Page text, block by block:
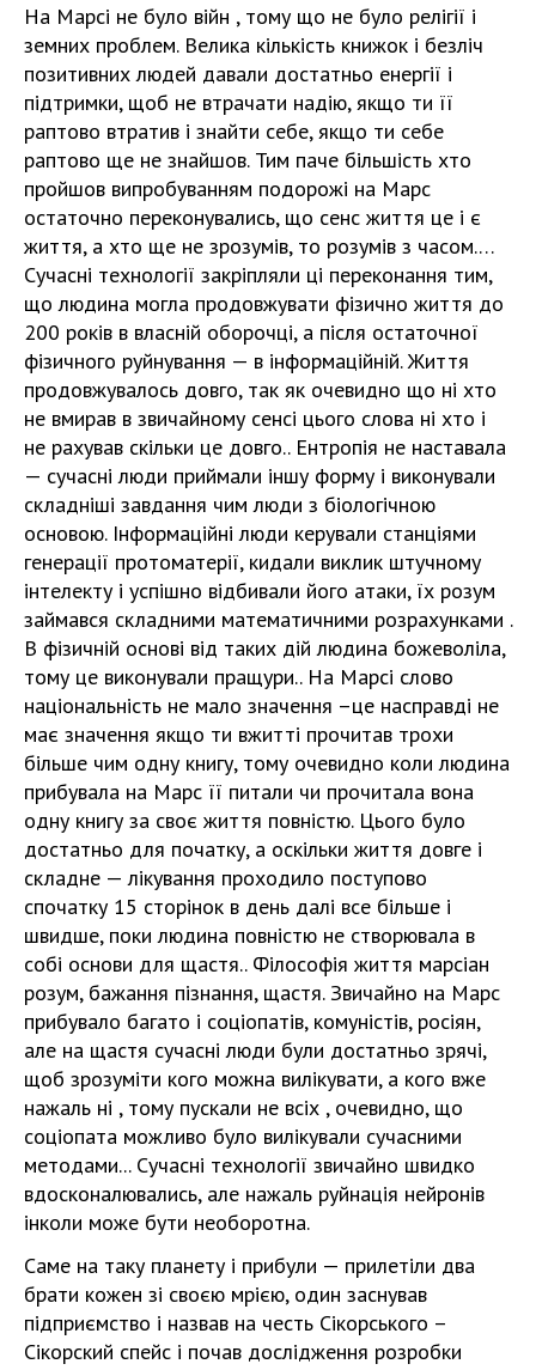
На Марсі не було війн , тому що не було релігії і
земних проблем. Велика кількість книжок і безліч
позитивних людей давали достатньо енергії і
підтримки, щоб не втрачати надію, якщо ти її
раптово втратив і знайти себе, якщо ти себе
раптово ще не знайшов. Тим паче більшість хто
пройшов випробуванням подорожі на Марс
остаточно переконувались, що сенс життя це і є
життя, а хто ще не зрозумів, то розумів з часом.…
Сучасні технології закріпляли ці переконання тим,
що людина могла продовжувати фізично життя до
200 років в власній оборочці, а після остаточної
фізичного руйнування — в інформаційній. Життя
продовжувалось довго, так як очевидно що ні хто
не вмирав в звичайному сенсі цього слова ні хто і
не рахував скільки це довго.. Ентропія не наставала
— сучасні люди приймали іншу форму і виконували
складніші завдання чим люди з біологічною
основою. Інформаційні люди керували станціями
генерації протоматерії, кидали виклик штучному
інтелекту і успішно відбивали його атаки, їх розум
займався складними математичними розрахунками .
В фізичній основі від таких дій людина божеволіла,
тому це виконували пращури.. На Марсі слово
національність не мало значення –це насправді не
має значення якщо ти вжитті прочитав трохи
більше чим одну книгу, тому очевидно коли людина
прибувала на Марс її питали чи прочитала вона
одну книгу за своє життя повністю. Цього було
достатньо для початку, а оскільки життя довге і
складне — лікування проходило поступово
спочатку 15 сторінок в день далі все більше і
швидше, поки людина повністю не створювала в
собі основи для щастя.. Філософія життя марсіан
розум, бажання пізнання, щастя. Звичайно на Марс
прибувало багато і соціопатів, комуністів, росіян,
але на щастя сучасні люди були достатньо зрячі,
щоб зрозуміти кого можна вилікувати, а кого вже
нажаль ні , тому пускали не всіх , очевидно, що
соціопата можливо було вилікували сучасними
методами... Сучасні технології звичайно швидко
вдосконалювались, але нажаль руйнація нейронів
інколи може бути необоротна.
Саме на таку планету і прибули — прилетіли два
брати кожен зі своєю мрією, один заснував
підприємство і назвав на честь Сікорського –
Сікорский спейс і почав дослідження розробки